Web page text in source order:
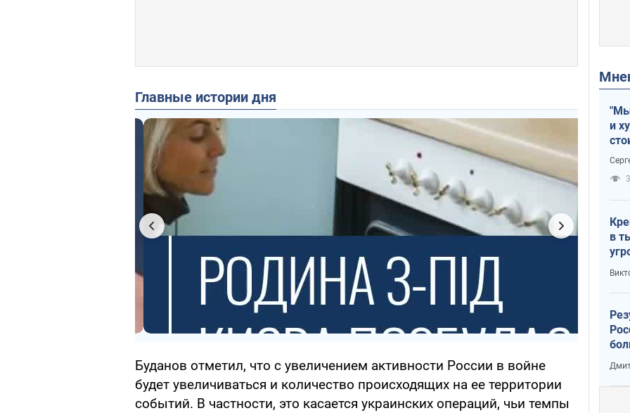
Главные истории дня
Буданов отметил, что с увеличением активности России в войне
будет увеличиваться и количество происходящих на ее территории
событий. В частности, это касается украинских операций, чьи темпы
и
в